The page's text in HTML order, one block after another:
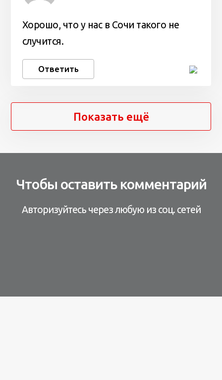
Хорошо, что у нас в Сочи такого не
случится.
Ответить
Показать ещё
Чтобы оставить комментарий
Авторизуйтесь через любую из соц. сетей